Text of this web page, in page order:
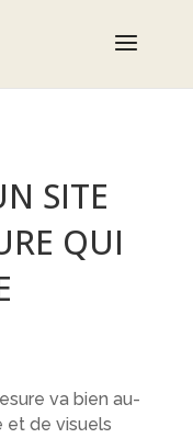
SITE
QUI
va bien au-
et de visuels